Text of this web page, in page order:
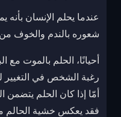
عندما يحلم الإنسان
شعوره بالندم والخوف من
أحيانًا، الحلم بالموت
رغبة الشخص في التغيير
أمّا إذا كان الحلم يتضمن
فقد يعكس خشية الحالم